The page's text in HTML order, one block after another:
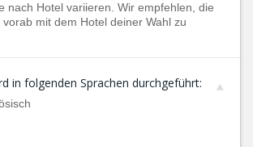
nach Hotel variieren. Wir empfehlen, die
mit dem Hotel deiner Wahl zu
in folgenden Sprachen durchgeführt: